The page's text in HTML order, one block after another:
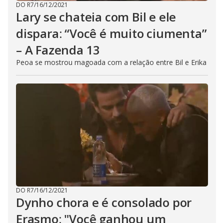
DO R7/16/12/2021
Lary se chateia com Bil e ele
dispara: “Você é muito ciumenta”
– A Fazenda 13
Peoa se mostrou magoada com a relação entre Bil e Erika
DO R7/16/12/2021
Dynho chora e é consolado por
Erasmo: "Você ganhou um